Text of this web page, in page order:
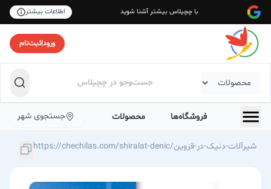
با چچیلاس بیشتر آشنا شوید اطلاعات بیشتر
ورود|ثبت‌نام
فروشگاه‌ها محصولات جستجوی شهر
https://chechilas.com/shiralat-denic/شیرآلات-دنیک-در-قزوین